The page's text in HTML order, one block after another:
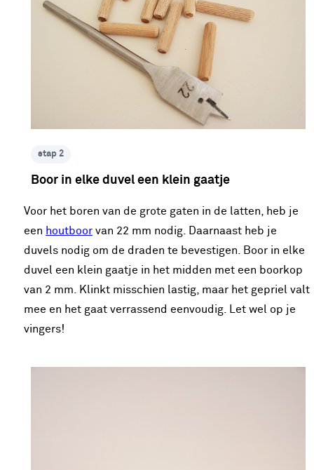
stap 2
Boor in elke duvel een klein gaatje
Voor het boren van de grote gaten in de latten, heb je
een houtboor van 22 mm nodig. Daarnaast heb je
duvels nodig om de draden te bevestigen. Boor in elke
duvel een klein gaatje in het midden met een boorkop
van 2 mm. Klinkt misschien lastig, maar het gepriel valt
mee en het gaat verrassend eenvoudig. Let wel op je
vingers!